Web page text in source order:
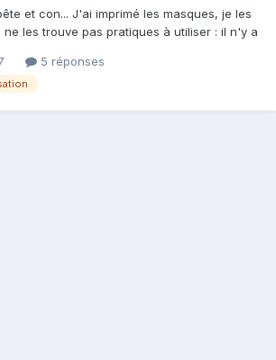
et con... J'ai imprimé les masques, je les
ne les trouve pas pratiques à utiliser : il n'y a
les fais à l'emplacement des yeux qui sont
5 réponses